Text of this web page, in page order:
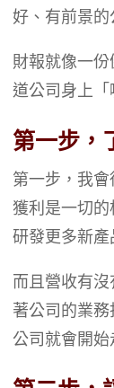
好、有前景的
財報就像一
道公司身上「
第一步，
第一步，我
獲利是一切
研發更多新產
而且營收有
著公司的業
公司就會開始